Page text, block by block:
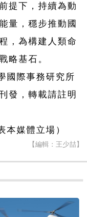
提下，持續為動
量，穩步推動國
，為構建人類命
略基石。
國際事務研究所
發，轉載請註明
本媒體立場）
【編輯：王少喆】